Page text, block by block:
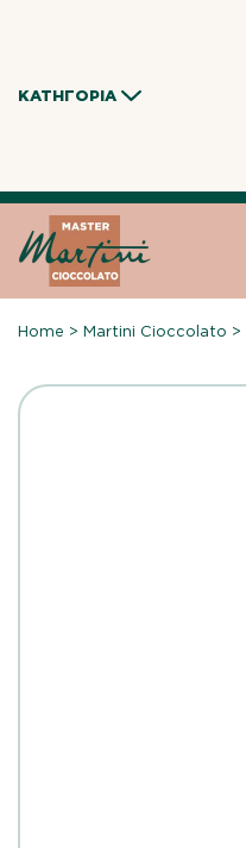
ΚΑΤΗΓΟΡΊΑ
Home >Martini Cioccolato >